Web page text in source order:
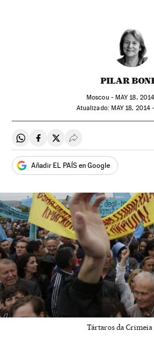
PILAR
Moscou - MAY18,
atualizado: MAY18, 2014
Compartir en Whatsapp
Compartir en Facebook
Compartir en Twitter
Desplegar Redes
Añadir EL PAÍS en Google
Tártaros da Crimeia